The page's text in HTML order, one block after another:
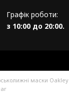
Графік роботи:
з 10:00 до 20:00.
маски Oakley